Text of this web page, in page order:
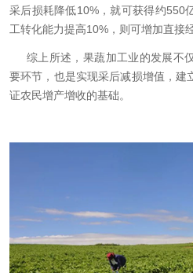
采后损耗降低10%，就可获得约550
工转化能力提高10%，则可增加直接
综上所述，果蔬加工业的发展不
要环节，也是实现采后减损增值，建
证农民增产增收的基础。